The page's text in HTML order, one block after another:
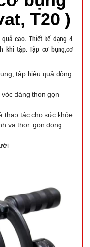
T20 )
cao. Thiết kế dạng 4
khi tập. Tập cơ bụng,cơ
tập hiệu quả động
dáng thon gọn;
thao tác cho sức khỏe
và thon gọn động